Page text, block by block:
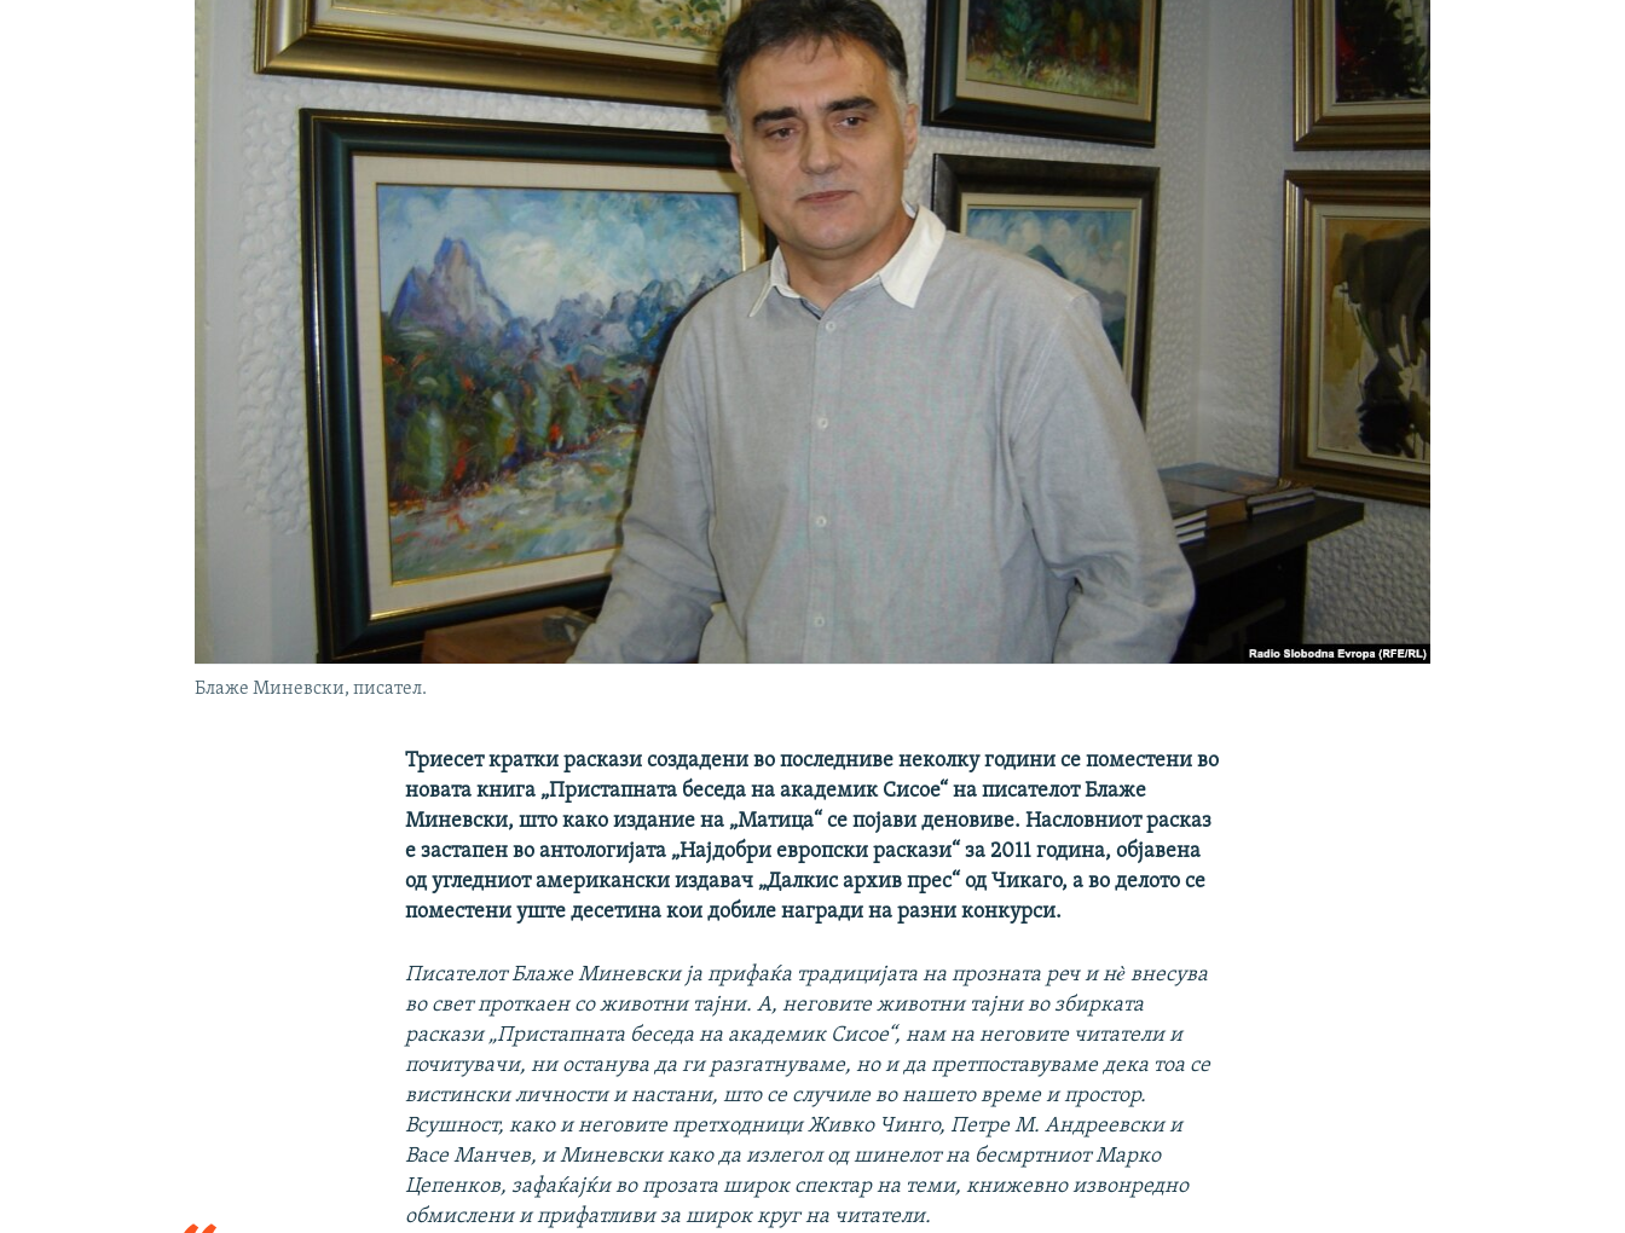
Блаже Миневски, писател.
Триесет кратки раскази создадени во последниве неколку години се поместени во
новата книга „Пристапната беседа на академик Сисое“ на писателот Блаже
Миневски, што како издание на „Матица“ се појави деновиве. Насловниот расказ
е застапен во антологијата „Најдобри европски раскази“ за 2011 година, објавена
од угледниот американски издавач „Далкис архив прес“ од Чикаго, а во делото се
поместени уште десетина кои добиле награди на разни конкурси.
Писателот Блаже Миневски ја прифаќа традицијата на прозната реч и нè внесува
во свет проткаен со животни тајни. А, неговите животни тајни во збирката
раскази „Пристапната беседа на академик Сисое“, нам на неговите читатели и
почитувачи, ни останува да ги разгатнуваме, но и да претпоставуваме дека тоа се
вистински личности и настани, што се случиле во нашето време и простор.
Всушност, како и неговите претходници Живко Чинго, Петре М. Андреевски и
Васе Манчев, и Миневски како да излегол од шинелот на бесмртниот Марко
Цепенков, зафаќајќи во прозата широк спектар на теми, книжевно извонредно
обмислени и прифатливи за широк круг на читатели.